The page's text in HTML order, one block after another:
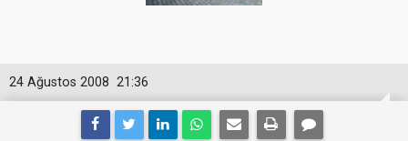
21:36
24 Ağustos 2008